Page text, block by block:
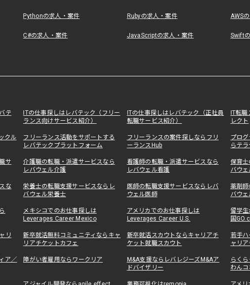
Pythonの求人・案件 Rubyの求人・案件 AWS
C#の求人・案件 JavaScriptの求人・案件 Swift
テ
ITの仕事探しはレバテック（フリー
ランス向けサービス紹介）
ITの仕事探しはレバテック（正社員
転職サービス紹介）
IT転
レクト
クル
フリーランス活動をサポートする
レバテックプラットフォーム
フリーランスの案件探しならフリ
ーランスHub
プロ
らテ
サ
介護職の転職・派遣サービスなら
レバウェル介護
看護師の転職・派遣サービスなら
レバウェル看護
保育
バウ
な
栄養士の転職支援サービスならレ
バウェル栄養士
医師の転職支援サービスならレバ
ウェル医師
薬剤
バウ
メキシコでのお仕事探しは
Leverages Career Mexico
アメリカでのお仕事探しは
Leverages Career U.S.
留学
国
リ
新卒就活無料コミュニティならキャ
リアチケットカフェ
新卒就活スカウトならキャリアチ
ケット就職スカウト
若手
ャリ
ア／
障がい者雇用ならワークリア
M&A支援ならレバレジーズM&Aア
ドバイザリー
らく
わんコ